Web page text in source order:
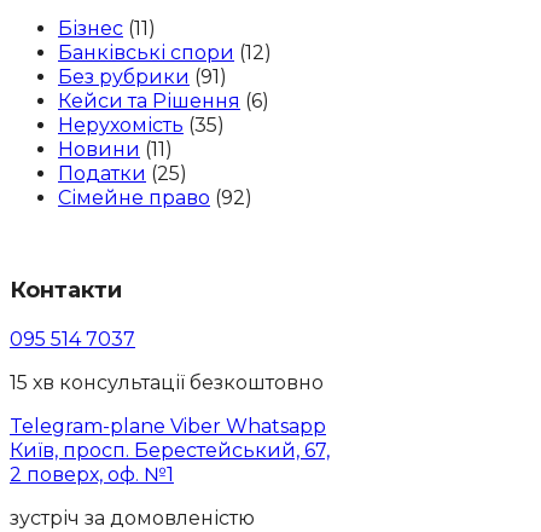
Бізнес (11)
Банківські спори (12)
Без рубрики (91)
Кейси та Рішення (6)
Нерухомість (35)
Новини (11)
Податки (25)
Сімейне право (92)
Контакти
095 514 7037
15 хв консультації безкоштовно
Telegram-plane Viber Whatsapp
Київ, просп. Берестейський, 67,
2 поверх, оф. №1
зустріч за домовленістю